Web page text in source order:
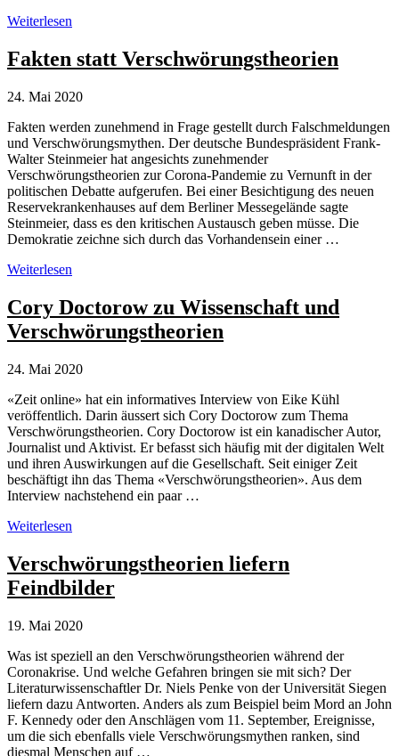
Coronakrise:
im
Sport
Weiterlesen
Fakten statt Verschwörungstheorien
24. Mai 2020
Fakten werden zunehmend in Frage gestellt durch Falschmeldungen
und Verschwörungsmythen. Der deutsche Bun­despräsident Frank-
Walter Steinmeier hat angesichts zunehmender
Verschwörungstheorien zur Corona-Pandemie zu Vernunft in der
politischen Debatte aufgerufen. Bei einer Besichtigung des neu­en
Reservekrankenhauses auf dem Berliner Messegelände sagte
Steinmeier, dass es den kritischen Austausch geben müsse. Die
Demokratie zeichne sich durch das Vorhandensein einer …
Fakten
Verschwörungstheorien
Weiterlesen
Cory Doctorow zu Wissenschaft und
Verschwörungstheorien
24. Mai 2020
«Zeit online» hat ein informatives Interview von Eike Kühl
veröffentlich. Darin äussert sich Cory Doctorow zum Thema
Verschwörungstheorien. Cory Doctorow ist ein kanadischer Autor,
Journalist und Aktivist. Er befasst sich häufig mit der digitalen Welt
und ihren Auswirkungen auf die Gesellschaft. Seit einiger Zeit
beschäftigt ihn das Thema «Verschwörungstheorien». Aus dem
Interview nachstehend ein paar …
Cory
zu
Wissenschaft
und
Weiterlesen
Verschwörungstheorien liefern
Feindbilder
19. Mai 2020
Was ist speziell an den Verschwörungstheorien während der
Coronakrise. Und welche Gefahren bringen sie mit sich? Der
Literaturwissenschaftler Dr. Niels Penke von der Universität Siegen
liefern dazu Antworten. Anders als zum Beispiel beim Mord an John
F. Kennedy oder den Anschlägen vom 11. September, Ereignisse,
um die sich ebenfalls viele Verschwörungsmythen ranken, sind
diesmal Menschen auf …